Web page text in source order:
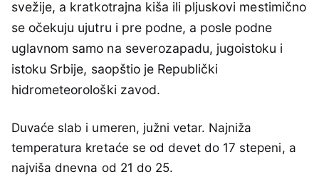
svežije, a kratkotrajna kiša ili pljuskovi mestimično
se očekuju ujutru i pre podne, a posle podne
uglavnom samo na severozapadu, jugoistoku i
istoku Srbije, saopštio je Republički
hidrometeorološki zavod.
Duvaće slab i umeren, južni vetar. Najniža
temperatura kretaće se od devet do 17 stepeni, a
najviša dnevna od 21 do 25.